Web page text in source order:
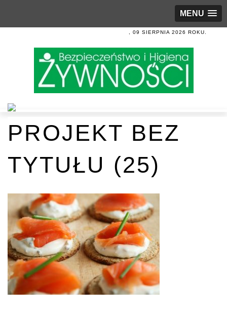
MENU
, 09 SIERPNIA 2026 ROKU.
PROJEKT BEZ
TYTUŁU (25)